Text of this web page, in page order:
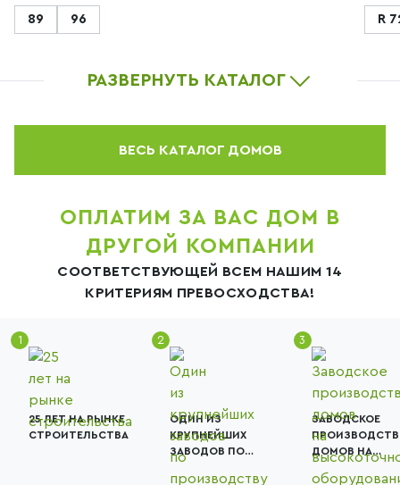
89 96 R
РАЗВЕРНУТЬ КАТАЛОГ
ВЕСЬ КАТАЛОГ ДОМОВ
ОПЛАТИМ ЗА ВАС ДОМ В
ДРУГОЙ КОМПАНИИ
СООТВЕТСТВУЮЩЕЙ ВСЕМ НАШИМ 14
КРИТЕРИЯМ ПРЕВОСХОДСТВА!
25 ЛЕТ НА РЫНКЕ
СТРОИТЕЛЬСТВА
ОДИН ИЗ
КРУПНЕЙШИХ
ЗАВОДОВ ПО
ЗАВОДСКОЕ
ДОМОВ НА